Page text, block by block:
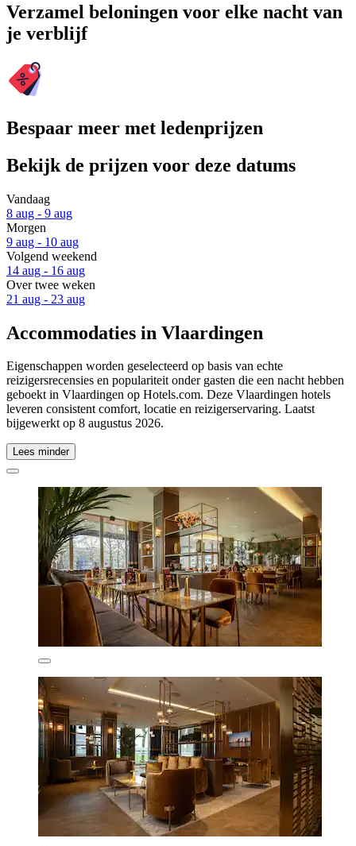
Verzamel beloningen voor elke nacht van
je verblijf
Bespaar meer met ledenprijzen
Bekijk de prijzen voor deze datums
Vandaag
8 aug - 9 aug
Morgen
9 aug - 10 aug
Volgend weekend
14 aug - 16 aug
Over twee weken
21 aug - 23 aug
Accommodaties in Vlaardingen
Eigenschappen worden geselecteerd op basis van echte
reizigersrecensies en populariteit onder gasten die een nacht hebben
geboekt in Vlaardingen op Hotels.com. Deze Vlaardingen hotels
leveren consistent comfort, locatie en reizigerservaring. Laatst
bijgewerkt op 8 augustus 2026.
Lees minder